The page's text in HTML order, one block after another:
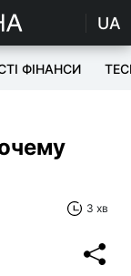
UA
ФІНАНСИ
3 хв